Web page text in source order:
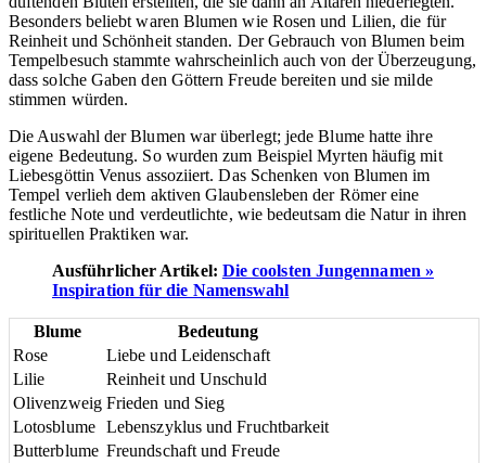
Besonders beliebt waren Blumen wie Rosen und Lilien, die für
Reinheit und Schönheit standen. Der Gebrauch von Blumen beim
Tempelbesuch stammte wahrscheinlich auch von der Überzeugung,
dass solche Gaben den Göttern Freude bereiten und sie milde
stimmen würden.
Die Auswahl der Blumen war überlegt; jede Blume hatte ihre
eigene Bedeutung. So wurden zum Beispiel Myrten häufig mit
Liebesgöttin Venus assoziiert. Das Schenken von Blumen im
Tempel verlieh dem aktiven Glaubensleben der Römer eine
festliche Note und verdeutlichte, wie bedeutsam die Natur in ihren
spirituellen Praktiken war.
Ausführlicher Artikel: Die coolsten Jungennamen »
Inspiration für die Namenswahl
Blume
Bedeutung
Rose
Liebe und Leidenschaft
Lilie
Reinheit und Unschuld
Olivenzweig Frieden und Sieg
Lotosblume Lebenszyklus und Fruchtbarkeit
Butterblume Freundschaft und Freude